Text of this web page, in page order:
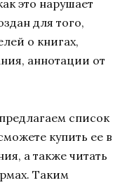
это нарушает
для того,
о книгах,
аннотации от
список
купить ее в
а также читать
Таким